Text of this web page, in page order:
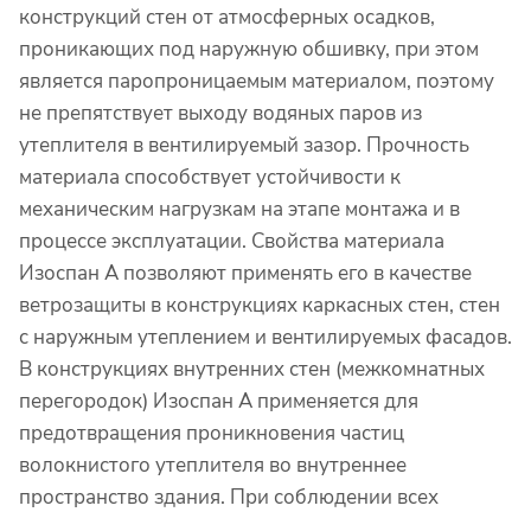
конструкций стен от атмосферных осадков,
проникающих под наружную обшивку, при этом
является паропроницаемым материалом, поэтому
не препятствует выходу водяных паров из
утеплителя в вентилируемый зазор. Прочность
материала способствует устойчивости к
механическим нагрузкам на этапе монтажа и в
процессе эксплуатации. Свойства материала
Изоспан A позволяют применять его в качестве
ветрозащиты в конструкциях каркасных стен, стен
с наружным утеплением и вентилируемых фасадов.
В конструкциях внутренних стен (межкомнатных
перегородок) Изоспан A применяется для
предотвращения проникновения частиц
волокнистого утеплителя во внутреннее
пространство здания. При соблюдении всех